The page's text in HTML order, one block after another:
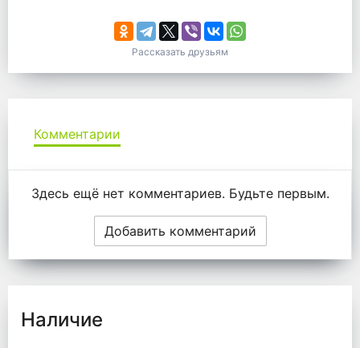
Рассказать друзьям
Комментарии
Комментарии
Здесь ещё нет комментариев. Будьте первым.
Добавить комментарий
Наличие